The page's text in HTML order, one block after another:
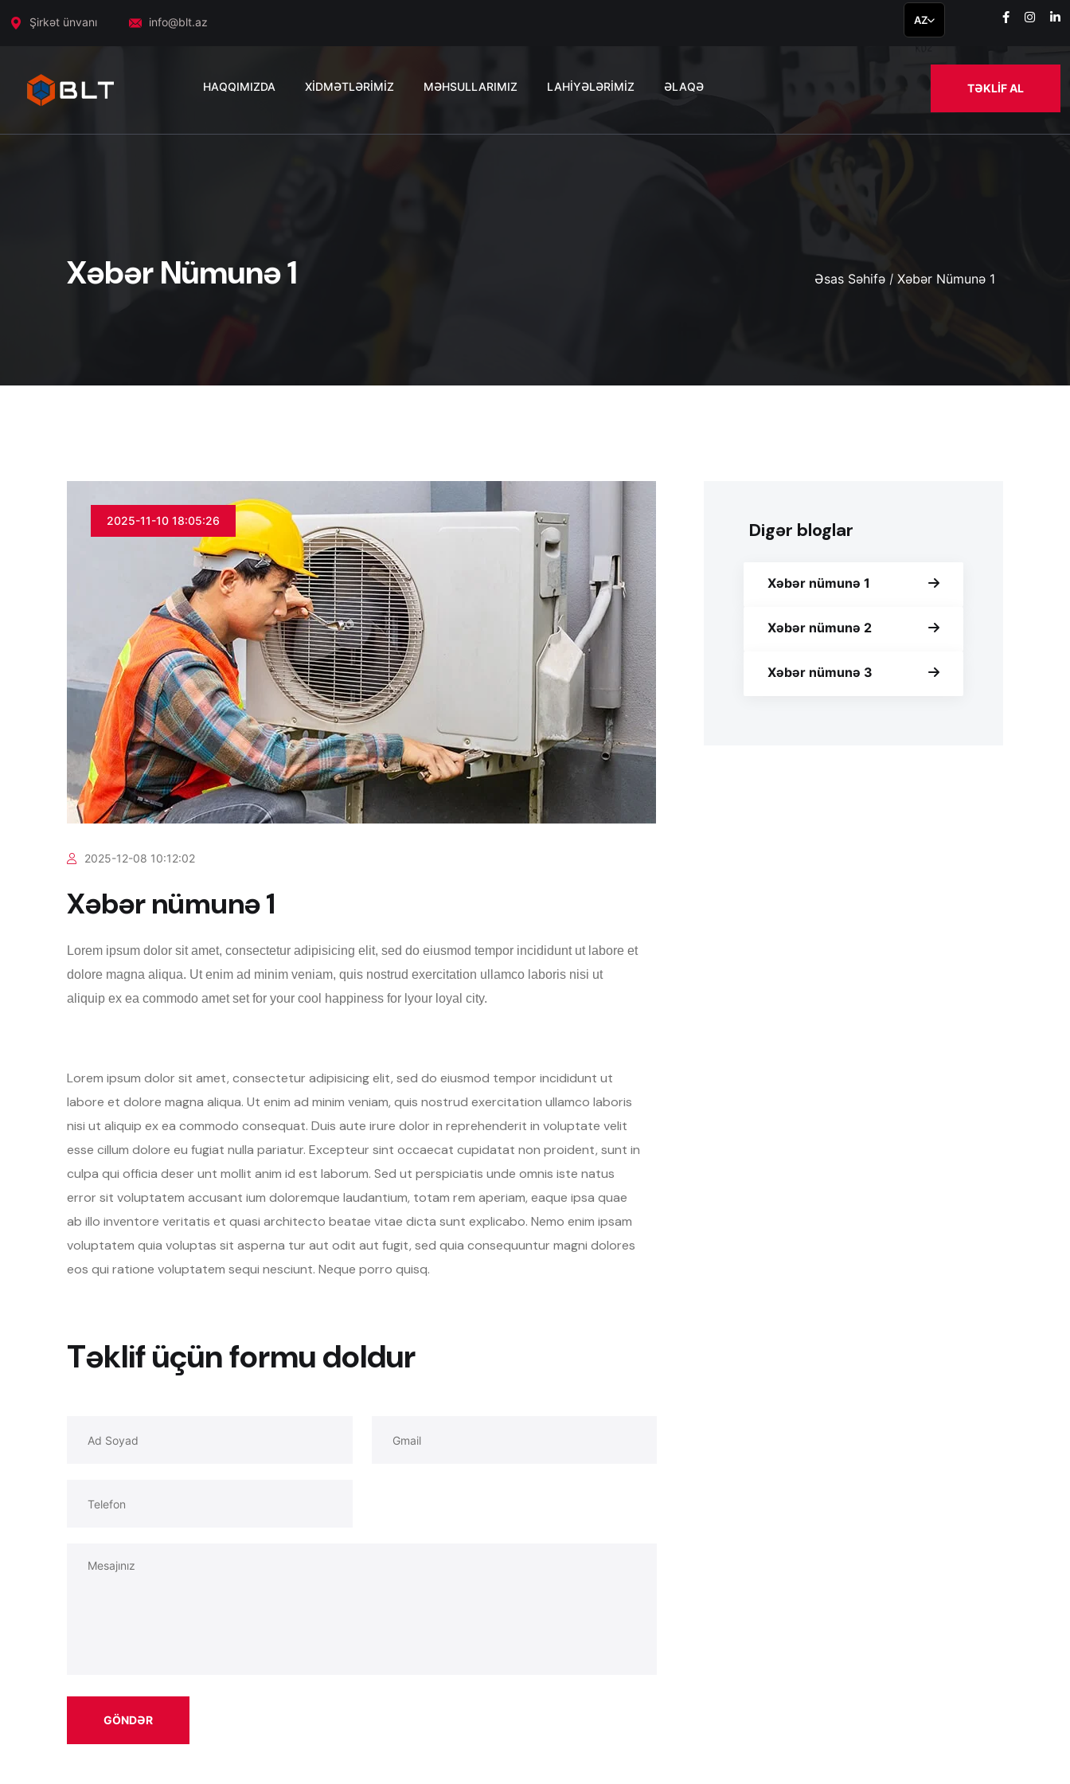
Şirkət ünvanı info@blt.az AZ
HAQQIMIZDA XİDMƏTLƏRİMİZ MƏHSULLARIMIZ LAHİYƏLƏRİMİZ ƏLAQƏ TƏKLİF AL
Xəbər Nümunə 1 Əsas Səhifə / Xəbər Nümunə 1
2025-11-10 18:05:26
2025-12-08 10:12:02
Xəbər nümunə 1
Lorem ipsum dolor sit amet, consectetur adipisicing elit, sed do eiusmod tempor incididunt ut labore et
dolore magna aliqua. Ut enim ad minim veniam, quis nostrud exercitation ullamco laboris nisi ut
aliquip ex ea commodo amet set for your cool happiness for lyour loyal city.
Lorem ipsum dolor sit amet, consectetur adipisicing elit, sed do eiusmod tempor incididunt ut
labore et dolore magna aliqua. Ut enim ad minim veniam, quis nostrud exercitation ullamco laboris
nisi ut aliquip ex ea commodo consequat. Duis aute irure dolor in reprehenderit in voluptate velit
esse cillum dolore eu fugiat nulla pariatur. Excepteur sint occaecat cupidatat non proident, sunt in
culpa qui officia deser unt mollit anim id est laborum. Sed ut perspiciatis unde omnis iste natus
error sit voluptatem accusant ium doloremque laudantium, totam rem aperiam, eaque ipsa quae
ab illo inventore veritatis et quasi architecto beatae vitae dicta sunt explicabo. Nemo enim ipsam
voluptatem quia voluptas sit asperna tur aut odit aut fugit, sed quia consequuntur magni dolores
eos qui ratione voluptatem sequi nesciunt. Neque porro quisq.
Təklif üçün formu doldur
GÖNDƏR
Digər bloglar
Xəbər nümunə 1
Xəbər nümunə 2
Xəbər nümunə 3